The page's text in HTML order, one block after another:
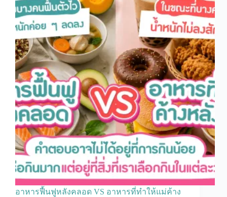
อาหารฟื้นฟูหลังคลอด VS อาหารที่ทำให้แม่ค้าง